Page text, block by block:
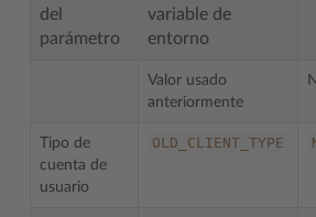
del
parámetro
variable de
entorno
Valor usado
anteriormente
Tipo de
cuenta de
usuario
OLD_CLIENT_TYPE